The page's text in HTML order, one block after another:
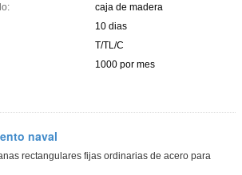
caja de madera
10 dias
T/TL/C
1000 por mes
naval
rectangulares fijas ordinarias de acero para